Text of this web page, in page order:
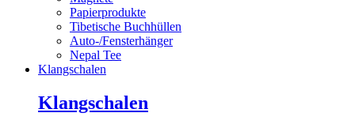
Papierprodukte
Tibetische Buchhüllen
Auto-/Fensterhänger
Nepal Tee
Klangschalen
Klangschalen